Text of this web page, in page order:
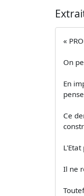
«
On
En
Ce
Il ne